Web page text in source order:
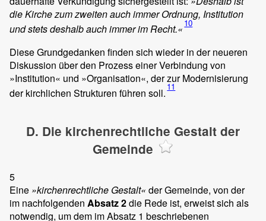
die Kirche zum zweiten auch immerOrdnung, Institution
und stets deshalb auch immer imRecht.« 10
Diese Grundgedanken finden sich wieder in der neueren
Diskussion über den Prozess einer Verbindung von
»Institution« und »Organisation«, der zur Modernisierung
der kirchlichen Strukturen führen soll. 11
D. Die kirchenrechtliche Gestalt der
Gemeinde
5
Eine »kirchenrechtliche Gestalt« der Gemeinde, von der
im nachfolgenden Absatz 2die Rede ist, erweist sich als
notwendig, um dem im Absatz 1 beschriebenen